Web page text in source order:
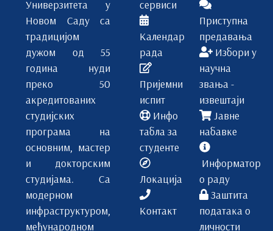
Универзитета у
Новом Саду са
традицијом
дужом од 55
година нуди
преко 50
акредитованих
студијских
програма на
основним, мастер
и докторским
студијама. Са
модерном
инфраструктуром,
међународном
сервиси
Календар
рада
Пријемни
испит
Инфо
табла за
студенте
Локација
Контакт
Приступна
предавања
Избори у
научна
звања -
извештаји
Јавне
набавке
Информатор
о раду
Заштита
података о
личности